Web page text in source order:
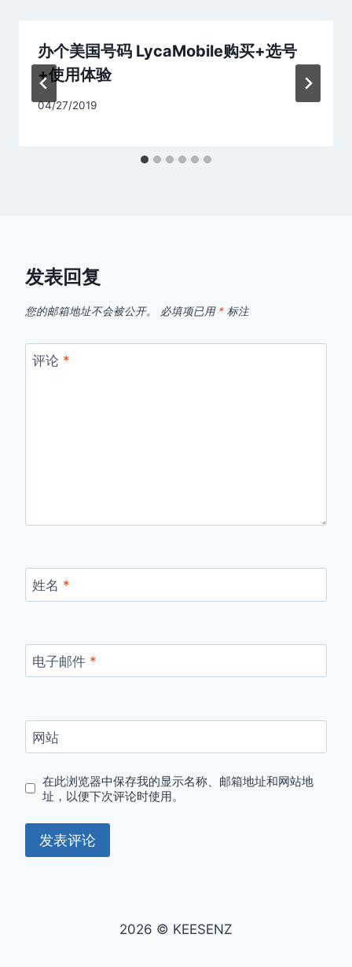
办个美国号码 LycaMobile购买+选号
+使用体验
04/27/2019
发表回复
您的邮箱地址不会被公开。 必填项已用 * 标注
评论 *
姓名 *
电子邮件 *
网站
在此浏览器中保存我的显示名称、邮箱地址和网站地
址，以便下次评论时使用。
2026 © KEESENZ